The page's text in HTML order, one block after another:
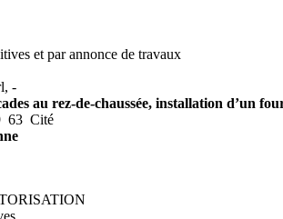
et par annonce de travaux
-
au rez-de-chaussée, installation d’un
63 Cité